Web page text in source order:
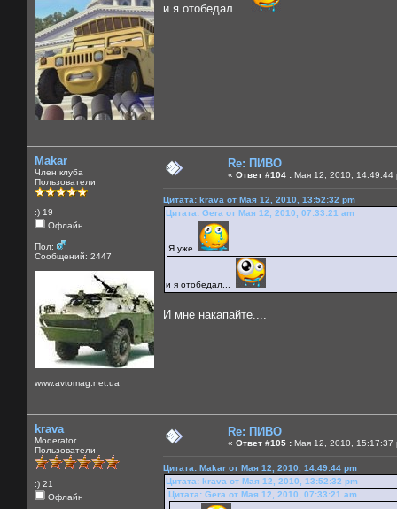
и я отобедал...
Makar
Член клуба
Пользователи
:) 19
Офлайн
Пол:
Сообщений: 2447
www.avtomag.net.ua
Re: ПИВО
« Ответ #104 : Мая 12, 2010, 14:49:44
Цитата: krava от Мая 12, 2010, 13:52:32 pm
Цитата: Gera от Мая 12, 2010, 07:33:21 am
Я уже
и я отобедал...
И мне накапайте....
krava
Moderator
Пользователи
:) 21
Офлайн
Re: ПИВО
« Ответ #105 : Мая 12, 2010, 15:17:37
Цитата: Makar от Мая 12, 2010, 14:49:44 pm
Цитата: krava от Мая 12, 2010, 13:52:32 pm
Цитата: Gera от Мая 12, 2010, 07:33:21 am